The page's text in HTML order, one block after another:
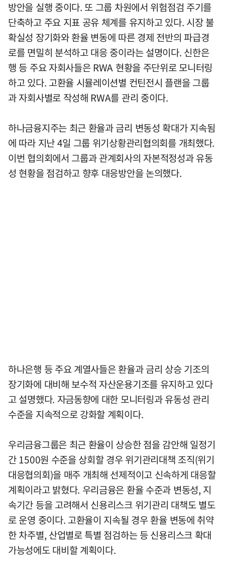
방안을 실행 중이다. 또 그룹 차원에서 위험점검 주기를
단축하고 주요 지표 공유 체계를 유지하고 있다. 시장 불
확실성 장기화와 환율 변동에 따른 경제 전반의 파급경
로를 면밀히 분석하고 대응 중이라는 설명이다. 신한은
행 등 주요 자회사들은 RWA 현황을 주단위로 모니터링
하고 있다. 고환율 시뮬레이션별 컨틴전시 플랜을 그룹
과 자회사별로 작성해 RWA를 관리 중이다.
하나금융지주는 최근 환율과 금리 변동성 확대가 지속됨
에 따라 지난 4일 그룹 위기상황관리협의회를 개최했다.
이번 협의회에서 그룹과 관계회사의 자본적정성과 유동
성 현황을 점검하고 향후 대응방안을 논의했다.
하나은행 등 주요 계열사들은 환율과 금리 상승 기조의
장기화에 대비해 보수적 자산운용기조를 유지하고 있다
고 설명했다. 자금동향에 대한 모니터링과 유동성 관리
수준을 지속적으로 강화할 계획이다.
우리금융그룹은 최근 환율이 상승한 점을 감안해 일정기
간 1500원 수준을 상회할 경우 위기관리대책 조직(위기
대응협의회)을 매주 개최해 선제적이고 신속하게 대응할
계획이라고 밝혔다. 우리금융은 환율 수준과 변동성, 지
속기간 등을 고려해서 신용리스크 위기관리 대책도 별도
로 운영 중이다. 고환율이 지속될 경우 환율 변동에 취약
한 차주별, 산업별로 특별 점검하는 등 신용리스크 확대
가능성에도 대비할 계획이다.